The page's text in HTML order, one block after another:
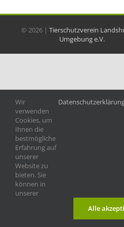
©2026 |Tierschutzverein
Umgebung e.V.
Wir
verwenden
Cookies, um
Ihnen die
bestmögliche
Erfahrung auf
unserer
Website zu
bieten. Sie
können in
unserer
Alle